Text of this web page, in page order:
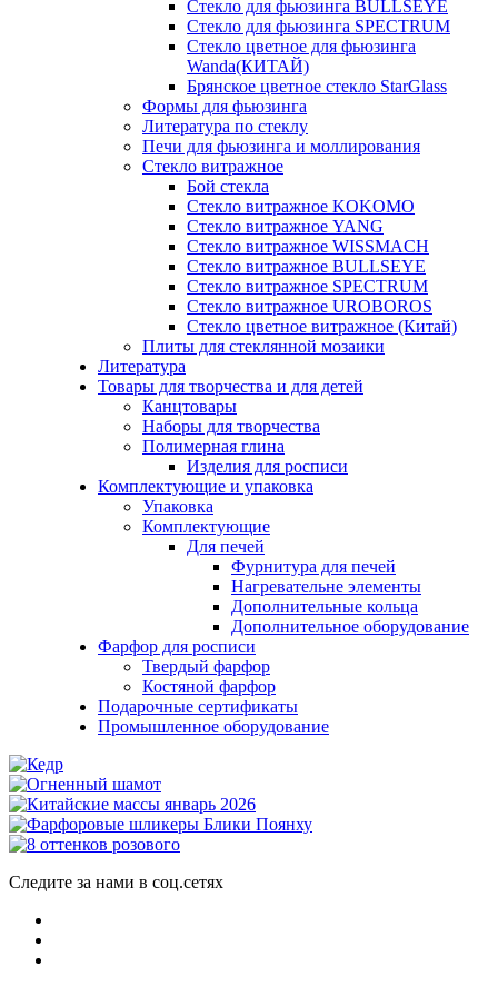
Стекло для фьюзинга BULLSEYE
Стекло для фьюзинга SPECTRUM
Стекло цветное для фьюзинга
Wanda(КИТАЙ)
Брянское цветное стекло StarGlass
Формы для фьюзинга
Литература по стеклу
Печи для фьюзинга и моллирования
Стекло витражное
Бой стекла
Стекло витражное KOKOMO
Стекло витражное YANG
Стекло витражное WISSMACH
Стекло витражное BULLSEYE
Стекло витражное SPECTRUM
Стекло витражное UROBOROS
Стекло цветное витражное (Китай)
Плиты для стеклянной мозаики
Литература
Товары для творчества и для детей
Канцтовары
Наборы для творчества
Полимерная глина
Изделия для росписи
Комплектующие и упаковка
Упаковка
Комплектующие
Для печей
Фурнитура для печей
Нагревательне элементы
Дополнительные кольца
Дополнительное оборудование
Фарфор для росписи
Твердый фарфор
Костяной фарфор
Подарочные сертификаты
Промышленное оборудование
Следите за нами в соц.сетях